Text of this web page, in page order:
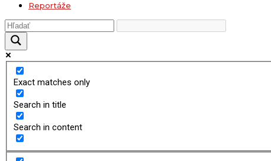
Reportáže
Exact matches only
Search in title
Search in content